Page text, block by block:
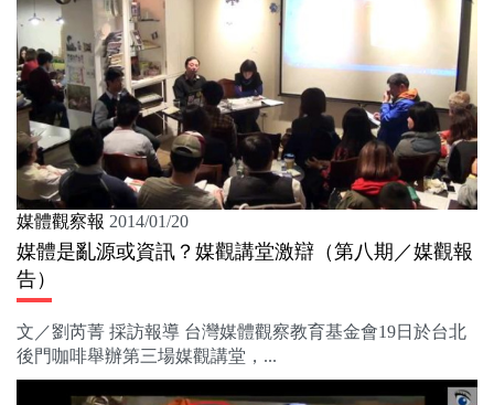
媒體觀察報 2014/01/20
媒體是亂源或資訊？媒觀講堂激辯（第八期／媒觀報
告）
文／劉芮菁 採訪報導 台灣媒體觀察教育基金會19日於台北
後門咖啡舉辦第三場媒觀講堂，...